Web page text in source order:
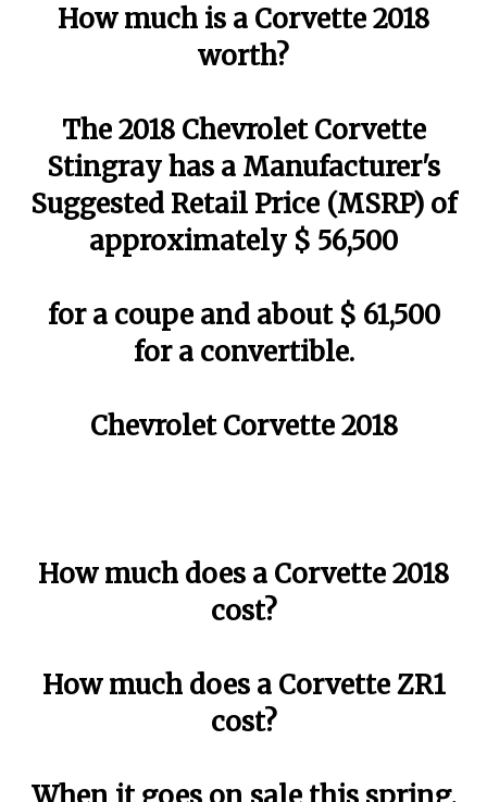
How much is a Corvette 2018
worth?
The 2018 Chevrolet Corvette
Stingray has a Manufacturer's
Suggested Retail Price (MSRP) of
approximately $ 56,500
for a coupe and about $ 61,500
for a convertible.
Chevrolet Corvette 2018
How much does a Corvette 2018
cost?
How much does a Corvette ZR1
cost?